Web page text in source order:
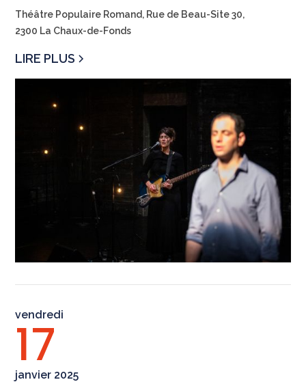
Théâtre Populaire Romand, Rue de Beau-Site 30,
2300 La Chaux-de-Fonds
LIRE PLUS
vendredi
17
janvier 2025